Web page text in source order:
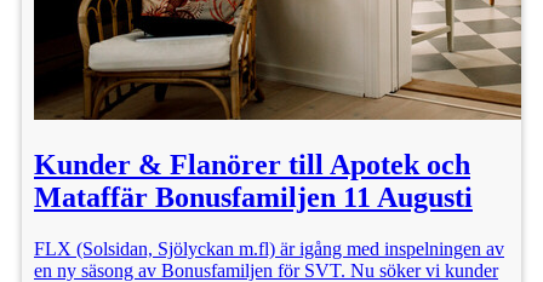
Kunder & Flanörer till Apotek och
Mataffär Bonusfamiljen 11 Augusti
FLX (Solsidan, Sjölyckan m.fl) är igång med inspelningen av
en ny säsong av Bonusfamiljen för SVT. Nu söker vi kunder